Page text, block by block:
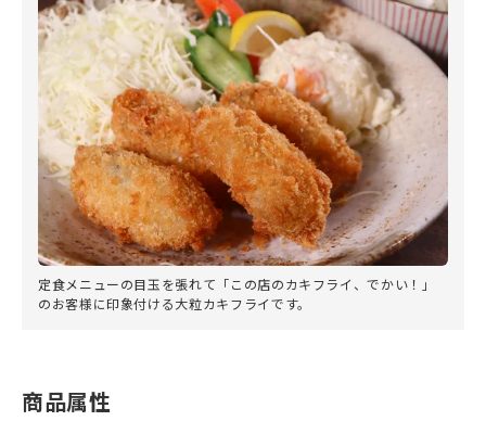
定食メニューの目玉を張れて「この店のカキフライ、でかい！」
のお客様に印象付ける大粒カキフライです。
商品属性